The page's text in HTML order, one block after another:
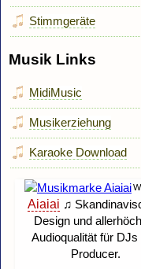
Stimmgeräte
Musik Links
MidiMusic
Musikerziehung
Karaoke Download